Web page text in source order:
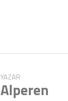
YAZAR
Alperen